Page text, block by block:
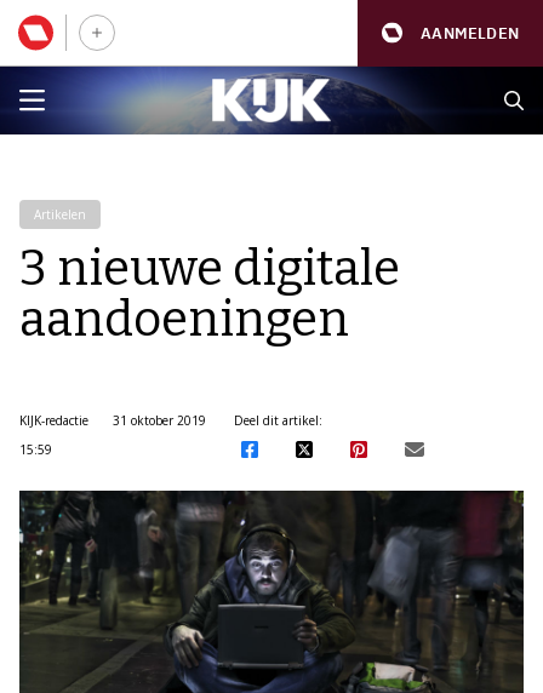
AANMELDEN
Artikelen
3 nieuwe digitale
aandoeningen
KIJK-redactie
31 oktober 2019
15:59
Deel dit artikel: